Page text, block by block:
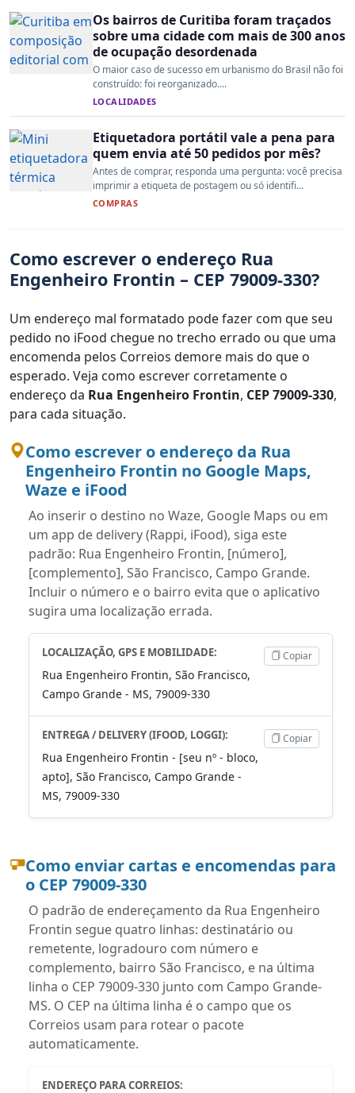
Os bairros de Curitiba foram traçados
sobre uma cidade com mais de 300 anos
de ocupação desordenada
O maior caso de sucesso em urbanismo do Brasil não foi
construído: foi reorganizado....
LOCALIDADES
Etiquetadora portátil vale a pena para
quem envia até 50 pedidos por mês?
Antes de comprar, responda uma pergunta: você precisa
imprimir a etiqueta de postagem ou só identifi...
COMPRAS
Como escrever o endereço Rua
Engenheiro Frontin – CEP 79009-330?
Um endereço mal formatado pode fazer com que seu
pedido no iFood chegue no trecho errado ou que uma
encomenda pelos Correios demore mais do que o
esperado. Veja como escrever corretamente o
endereço da Rua Engenheiro Frontin, CEP 79009-330,
para cada situação.
Como escrever o endereço da Rua
Engenheiro Frontin no Google Maps,
Waze e iFood
Ao inserir o destino no Waze, Google Maps ou em
um app de delivery (Rappi, iFood), siga este
padrão: Rua Engenheiro Frontin, [número],
[complemento], São Francisco, Campo Grande.
Incluir o número e o bairro evita que o aplicativo
sugira uma localização errada.
LOCALIZAÇÃO, GPS E MOBILIDADE:
Rua Engenheiro Frontin, São Francisco,
Campo Grande - MS, 79009-330
Copiar
ENTREGA / DELIVERY (IFOOD, LOGGI):
Rua Engenheiro Frontin - [seu nº - bloco,
apto], São Francisco, Campo Grande -
MS, 79009-330
Copiar
Como enviar cartas e encomendas para
o CEP 79009-330
O padrão de endereçamento da Rua Engenheiro
Frontin segue quatro linhas: destinatário ou
remetente, logradouro com número e
complemento, bairro São Francisco, e na última
linha o CEP 79009-330 junto com Campo Grande-
MS. O CEP na última linha é o campo que os
Correios usam para rotear o pacote
automaticamente.
ENDEREÇO PARA CORREIOS: